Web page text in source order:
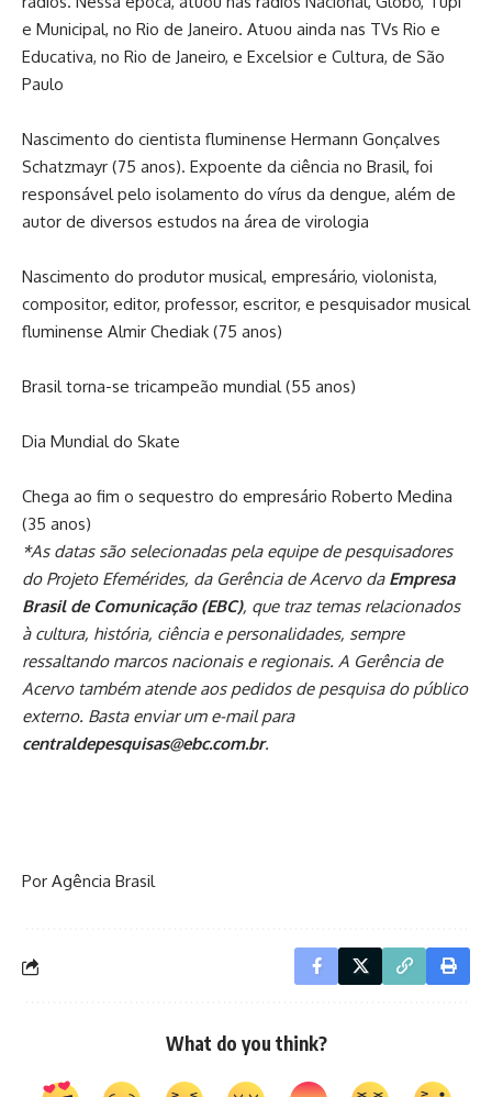
e Municipal, no Rio de Janeiro. Atuou ainda nas TVs Rio e
Educativa, no Rio de Janeiro, e Excelsior e Cultura, de São
Paulo
Nascimento do cientista fluminense Hermann Gonçalves
Schatzmayr (75 anos). Expoente da ciência no Brasil, foi
responsável pelo isolamento do vírus da dengue, além de
autor de diversos estudos na área de virologia
Nascimento do produtor musical, empresário, violonista,
compositor, editor, professor, escritor, e pesquisador musical
fluminense Almir Chediak (75 anos)
Brasil torna-se tricampeão mundial (55 anos)
Dia Mundial do Skate
Chega ao fim o sequestro do empresário Roberto Medina
(35 anos)
*As datas são selecionadas pela equipe de pesquisadores
do Projeto Efemérides, da Gerência de Acervo da Empresa
Brasil de Comunicação (EBC), que traz temas relacionados
à cultura, história, ciência e personalidades, sempre
ressaltando marcos nacionais e regionais. A Gerência de
Acervo também atende aos pedidos de pesquisa do público
externo. Basta enviar um e-mail para
centraldepesquisas@ebc.com.br.
Por Agência Brasil
What do you think?